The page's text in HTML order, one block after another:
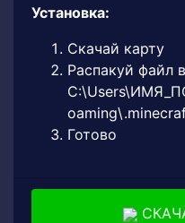
Установка:
Скачай карту
Распакуй файл в
Готово